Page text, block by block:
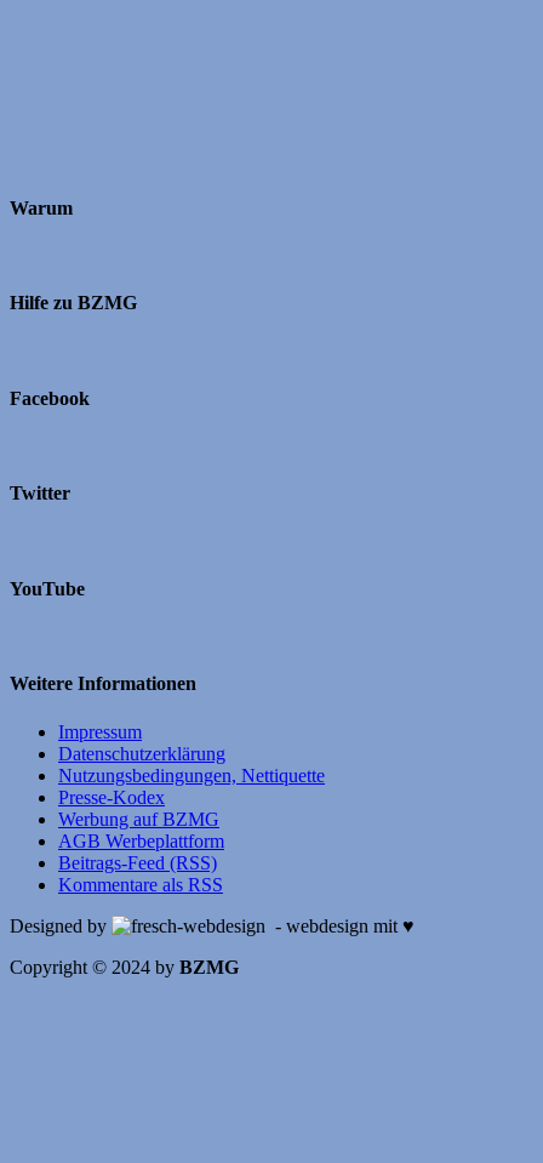
Warum
Hilfe zu BZMG
Facebook
Twitter
YouTube
Weitere Informationen
Impressum
Datenschutzerklärung
Nutzungsbedingungen, Nettiquette
Presse-Kodex
Werbung auf BZMG
AGB Werbeplattform
Beitrags-Feed (RSS)
Kommentare als RSS
Designed by
- webdesign mit ♥
Copyright © 2024 by BZMG